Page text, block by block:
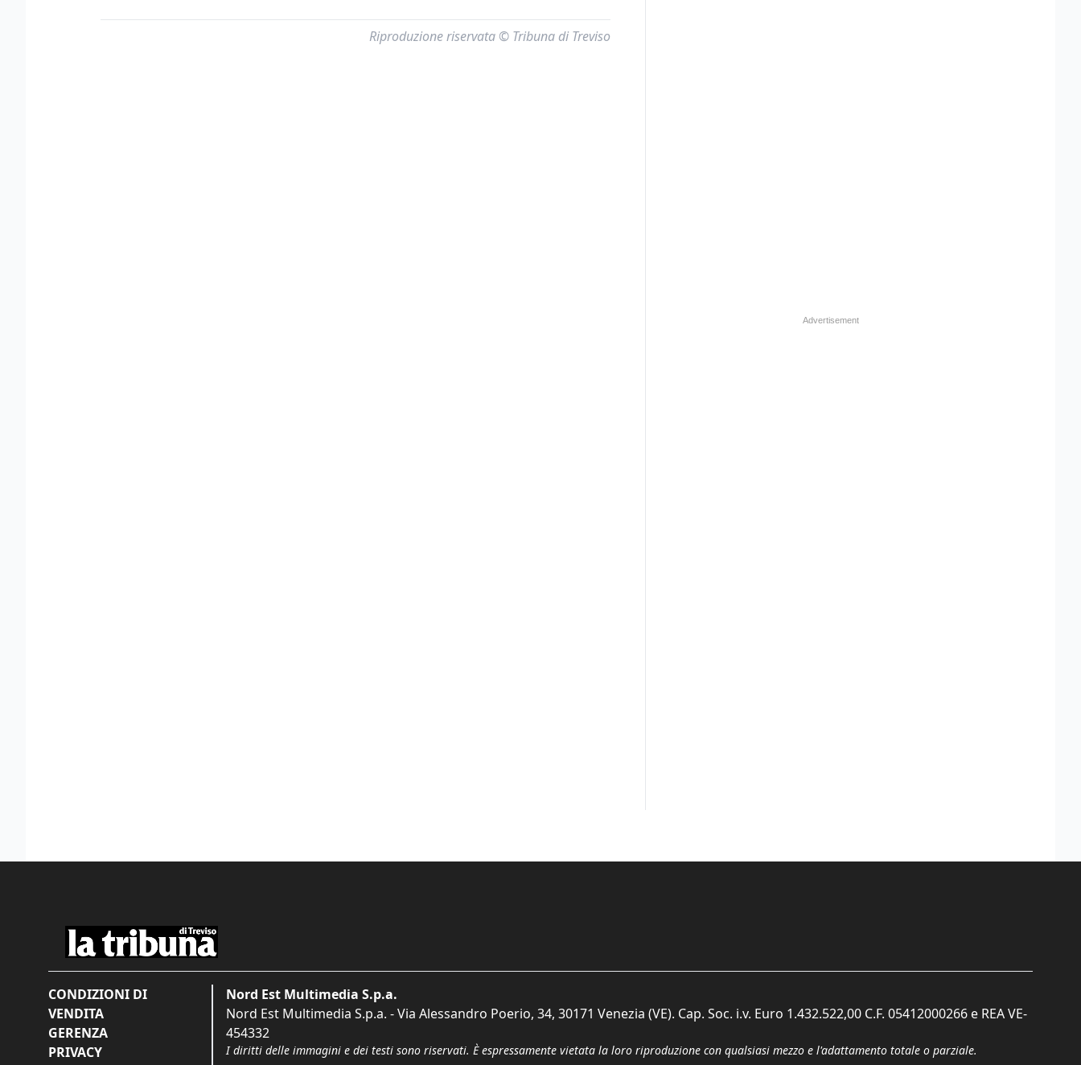
Riproduzione riservata © Tribuna di Treviso
CONDIZIONI DI
VENDITA
GERENZA
PRIVACY
Nord Est Multimedia S.p.a.
Nord Est Multimedia S.p.a. - Via Alessandro Poerio, 34, 30171 Venezia (VE). Cap. Soc. i.v. Euro 1.432.522,00 C.F. 05412000266 e REA VE-
454332
I diritti delle immagini e dei testi sono riservati. È espressamente vietata la loro riproduzione con qualsiasi mezzo e l'adattamento totale o parziale.